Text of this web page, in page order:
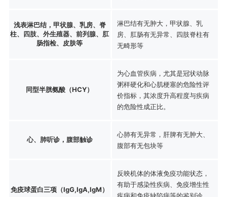
浅表淋巴结，甲状腺、乳房、脊
柱、四肢、外生殖器、前列腺、肛
肠指检、皮肤等
淋巴结有无肿大，甲状腺、乳
房、肛肠有无异常、四肢脊柱有
无畸形等
同型半胱氨酸（HCY）
为心血管疾病，尤其是冠状动脉
粥样硬化和心肌梗塞的危险性评
价指标，其浓度升高程度与疾病
的危险性成正比。
心、肺听诊，腹部触诊
心肺有无异常，肝脾有无肿大、
腹部有无包块等
免疫球蛋白三项（IgG,IgA,IgM）
反映机体的体液免疫功能状态，
有助于感染性疾病、免疫增生性
疾病和免疫缺陷病等的鉴别诊